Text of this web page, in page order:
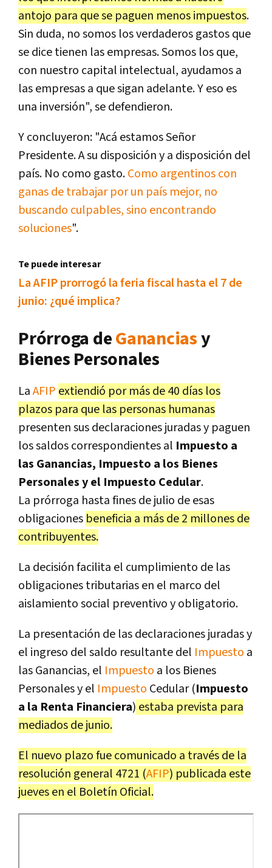
antojo para que se paguen menos impuestos.
Sin duda, no somos los verdaderos gastos que
se dice tienen las empresas. Somos los que,
con nuestro capital intelectual, ayudamos a
las empresas a que sigan adelante. Y eso es
una inversión", se defendieron.
Y concluyeron: "Acá estamos Señor
Presidente. A su disposición y a disposición del
país. No como gasto.Como argentinos con
ganas de trabajar por un país mejor, no
buscando culpables, sino encontrando
soluciones".
Te puede interesar
La AFIP prorrogó la feria fiscal hasta el 7 de
junio: ¿qué implica?
Prórroga deGananciasy
Bienes Personales
LaAFIP extiendió por más de 40 días los
plazos para que las personas humanas
presenten sus declaraciones juradas y paguen
los saldos correspondientes al Impuesto a
las Ganancias, Impuesto a los Bienes
Personales y el Impuesto Cedular.
La prórroga hasta fines de julio de esas
obligaciones beneficia a más de 2 millones de
contribuyentes.
La decisión facilita el cumplimiento de las
obligaciones tributarias en el marco del
aislamiento social preventivo y obligatorio.
La presentación de las declaraciones juradas y
el ingreso del saldo resultante del Impuesto a
las Ganancias, el Impuesto a los Bienes
Personales y el Impuesto Cedular (Impuesto
a la Renta Financiera) estaba prevista para
mediados de junio.
El nuevo plazo fue comunicado a través de la
resolución general 4721 (AFIP) publicada este
jueves en el Boletín Oficial.